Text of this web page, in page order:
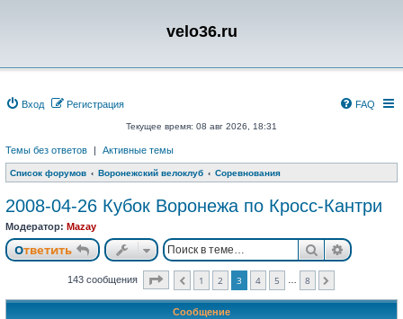
velo36.ru
Вход Регистрация FAQ
Текущее время: 08 авг 2026, 18:31
Темы без ответов | Активные темы
Список форумов Воронежский велоклуб Соревнования
2008-04-26 Кубок Воронежа по Кросс-Кантри
Модератор: Mazay
Ответить Поиск
143 сообщения Страница из
Пред.
1 2 3 4 5 8
Сообщение